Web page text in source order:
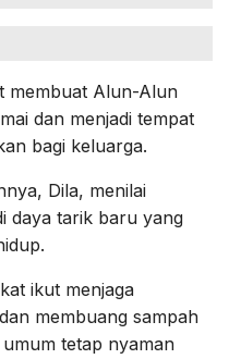
membuat Alun-Alun
dan menjadi tempat
bagi keluarga.
Dila, menilai
daya tarik baru yang
ikut menjaga
membuang sampah
tetap nyaman